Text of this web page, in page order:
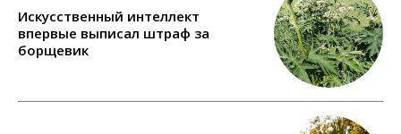
Искусственный интеллект
впервые выписал штраф за
борщевик